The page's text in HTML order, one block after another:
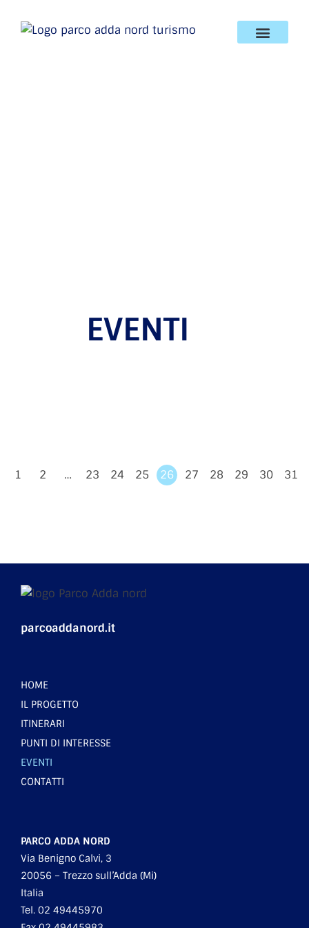
EVENTI
1 2 … 23 24 25 26 27 28 29 30 31
parcoaddanord.it
HOME
IL PROGETTO
ITINERARI
PUNTI DI INTERESSE
EVENTI
CONTATTI
PARCO ADDA NORD
Via Benigno Calvi, 3
20056 – Trezzo sull’Adda (Mi)
Italia
Tel. 02 49445970